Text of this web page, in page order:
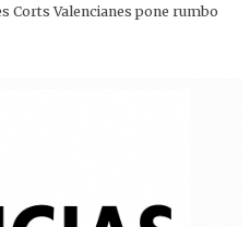
Corts Valencianes pone rumbo